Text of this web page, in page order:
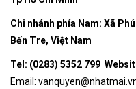
Chi nhánh phía Nam: Xã
Bến Tre, Việt Nam
Tel: (0283) 5352 799
Email: